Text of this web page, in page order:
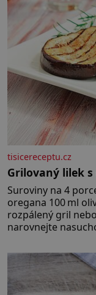
tisicereceptu.cz
Grilovaný lilek s
Suroviny na 4 porce 1 lilek 3 stroužky česneku
oregana 100 ml olivového
rozpálený gril
narovnejte